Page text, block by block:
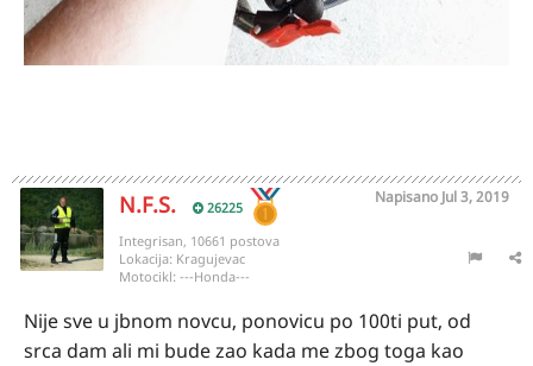
N.F.S. 26225
Napisano Jul 3, 2019
Integrisan, 10661 postova
Lokacija: Kragujevac
Motocikl: ---Honda---
Nije sve u jbnom novcu, ponovicu po 100ti put, od
srca dam ali mi bude zao kada me zbog toga kao